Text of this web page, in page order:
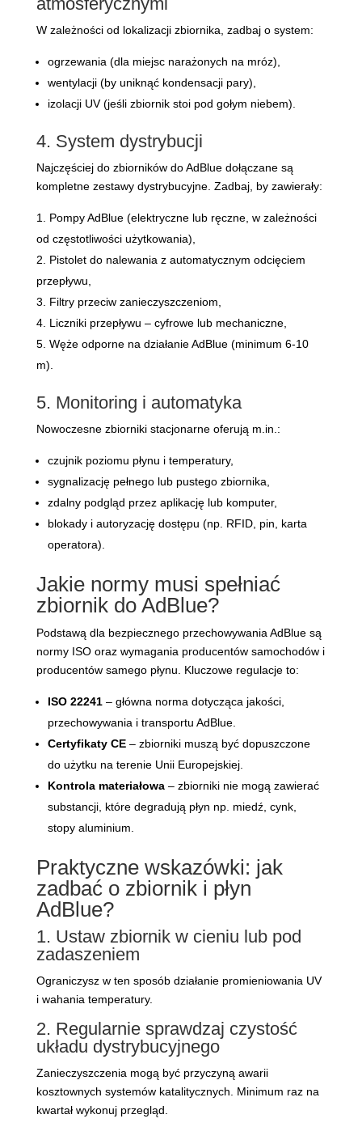
W zależności od lokalizacji zbiornika, zadbaj o system:
ogrzewania (dla miejsc narażonych na mróz),
wentylacji (by uniknąć kondensacji pary),
izolacji UV (jeśli zbiornik stoi pod gołym niebem).
4. System dystrybucji
Najczęściej do zbiorników do AdBlue dołączane są
kompletne zestawy dystrybucyjne. Zadbaj, by zawierały:
Pompy AdBlue (elektryczne lub ręczne, w zależności
od częstotliwości użytkowania),
Pistolet do nalewania z automatycznym odcięciem
przepływu,
Filtry przeciw zanieczyszczeniom,
Liczniki przepływu – cyfrowe lub mechaniczne,
Węże odporne na działanie AdBlue (minimum 6-10
m).
5. Monitoring i automatyka
Nowoczesne zbiorniki stacjonarne oferują m.in.:
czujnik poziomu płynu i temperatury,
sygnalizację pełnego lub pustego zbiornika,
zdalny podgląd przez aplikację lub komputer,
blokady i autoryzację dostępu (np. RFID, pin, karta
operatora).
Jakie normy musi spełniać
zbiornik do AdBlue?
Podstawą dla bezpiecznego przechowywania AdBlue są
normy ISO oraz wymagania producentów samochodów i
producentów samego płynu. Kluczowe regulacje to:
ISO 22241– główna norma dotycząca jakości,
przechowywania i transportu AdBlue.
Certyfikaty CE– zbiorniki muszą być dopuszczone
do użytku na terenie Unii Europejskiej.
Kontrola materiałowa– zbiorniki nie mogą zawierać
substancji, które degradują płyn np. miedź, cynk,
stopy aluminium.
Praktyczne wskazówki: jak
zadbać o zbiornik i płyn
AdBlue?
1. Ustaw zbiornik w cieniu lub pod
zadaszeniem
Ograniczysz w ten sposób działanie promieniowania UV
i wahania temperatury.
2. Regularnie sprawdzaj czystość
układu dystrybucyjnego
Zanieczyszczenia mogą być przyczyną awarii
kosztownych systemów katalitycznych. Minimum raz na
kwartał wykonuj przegląd.